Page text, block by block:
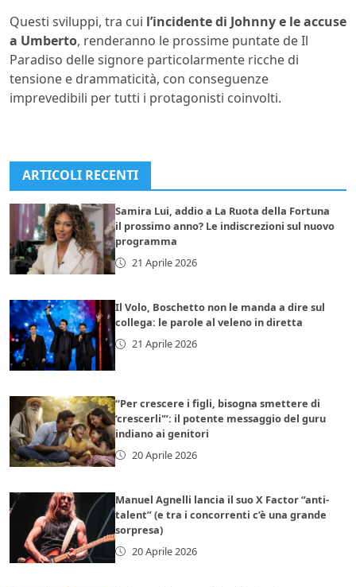
Questi sviluppi, tra cui l’incidente di Johnny e le accuse
a Umberto, renderanno le prossime puntate de Il
Paradiso delle signore particolarmente ricche di
tensione e drammaticità, con conseguenze
imprevedibili per tutti i protagonisti coinvolti.
ARTICOLI RECENTI
Samira Lui, addio a La Ruota della Fortuna
il prossimo anno? Le indiscrezioni sul nuovo
programma
21 Aprile 2026
Il Volo, Boschetto non le manda a dire sul
collega: le parole al veleno in diretta
21 Aprile 2026
“Per crescere i figli, bisogna smettere di
‘crescerli'”: il potente messaggio del guru
indiano ai genitori
20 Aprile 2026
Manuel Agnelli lancia il suo X Factor “anti-
talent” (e tra i concorrenti c’è una grande
sorpresa)
20 Aprile 2026